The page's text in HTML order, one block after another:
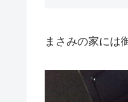
まさみの家には